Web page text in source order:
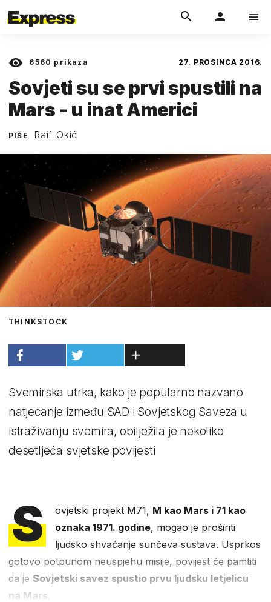
6560 prikaza 27. PROSINCA 2016.
Sovjeti su se prvi spustili na
Mars - u inat Americi
PIŠE Raif Okić
THINKSTOCK
Svemirska utrka, kako je popularno nazvano
natjecanje između SAD i Sovjetskog Saveza u
istraživanju svemira, obilježila je nekoliko
desetljeća svjetske povijesti
S ovjetski projekt M71, M kao Mars i 71 kao
oznaka 1971. godine, mogao je proširiti
ljudsko shvaćanje sunčeva sustava. Usprkos
gotovo potpunom neuspjehu misije, povijest će pamtiti
da je Sovjetski savez spustio prvu ljudsku letjelicu
na Mars